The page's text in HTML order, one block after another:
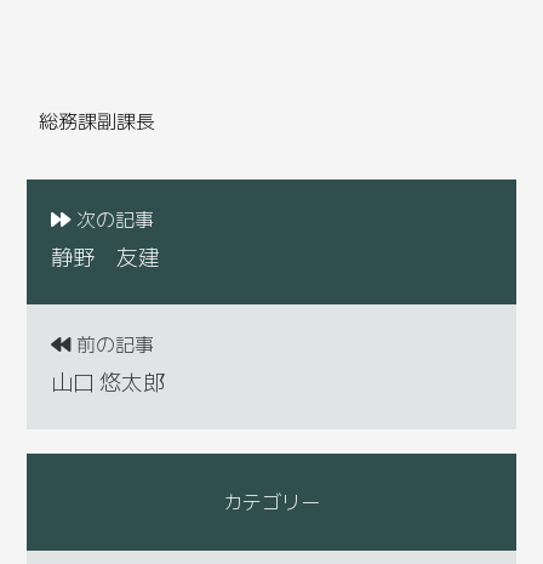
総務課副課長
次の記事
静野 友建
前の記事
山口 悠太郎
カテゴリー